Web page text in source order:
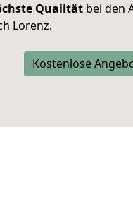
Qualität bei den
Lorenz.
Kostenlose